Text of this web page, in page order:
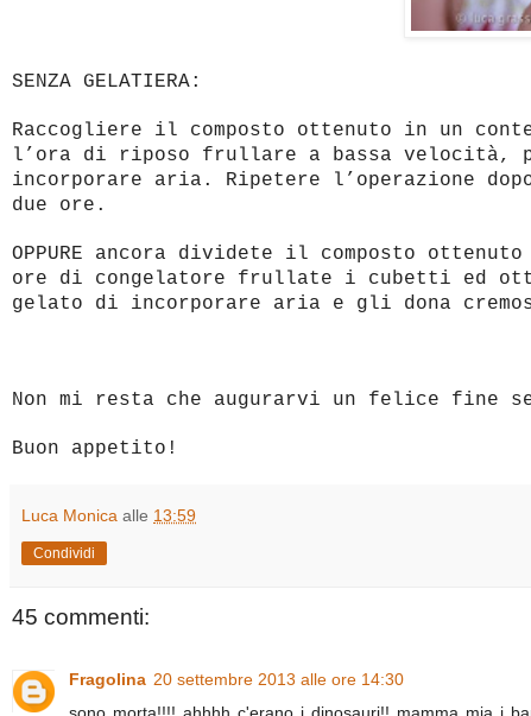
SENZA GELATIERA:
Raccogliere il composto ottenuto in un
l’ora di riposo frullare a bassa velocità,
incorporare aria. Ripetere l’operazione
due ore.
OPPURE ancora dividete il composto
ore di congelatore frullate i cubetti ed
gelato di incorporare aria e gli dona
Non mi resta che augurarvi un felice fine
Buon appetito!
Luca Monica alle 13:59
Condividi
45 commenti:
Fragolina 20 settembre 2013 alle ore 14:30
sono morta!!!! ahhhh c'erano i dinosauri!! mamma mia i